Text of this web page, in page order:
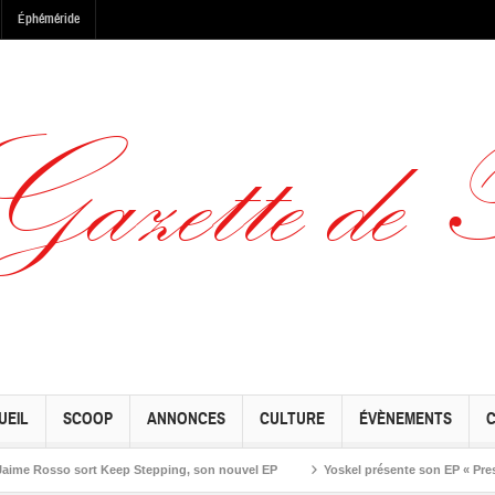
Éphéméride
SCOOP ANNONCES CULTURE ÉVÈNEMENTS
sort Keep Stepping, son nouvel EP Yoskel présente son EP «